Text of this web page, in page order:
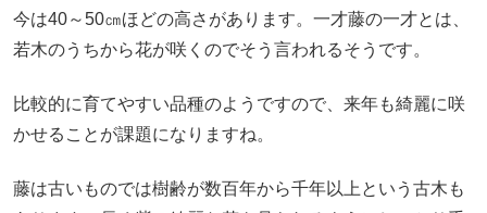
今は40～50㎝ほどの高さがあります。一才藤の一才とは、
若木のうちから花が咲くのでそう言われるそうです。
比較的に育てやすい品種のようですので、来年も綺麗に咲
かせることが課題になりますね。
藤は古いものでは樹齢が数百年から千年以上という古木も